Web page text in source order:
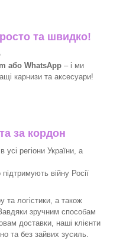
та швидко!
або WhatsApp – і ми
карнизи та аксесуари!
за кордон
регіони України, а
війну Росії
та логістики, а також
зручним способам
доставки, наші клієнти
та без зайвих зусиль.